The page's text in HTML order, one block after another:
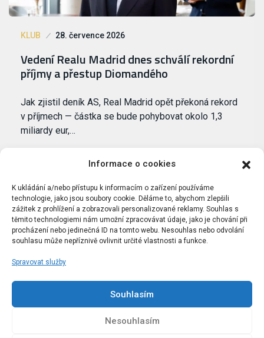
Informace o cookies
K ukládání a/nebo přístupu k informacím o zařízení používáme
technologie, jako jsou soubory cookie. Děláme to, abychom zlepšili
zážitek z prohlížení a zobrazovali personalizované reklamy. Souhlas s
těmito technologiemi nám umožní zpracovávat údaje, jako je chování při
procházení nebo jedinečná ID na tomto webu. Nesouhlas nebo odvolání
souhlasu může nepříznivě ovlivnit určité vlastnosti a funkce.
Spravovat služby
Souhlasím
Nesouhlasím
KLUB 28. července 2026
Vedení Realu Madrid dnes schválí rekordní
příjmy a přestup Diomandého
Jak zjistil deník AS, Real Madrid opět překoná rekord
v příjmech — částka se bude pohybovat okolo 1,3
miliardy eur,…